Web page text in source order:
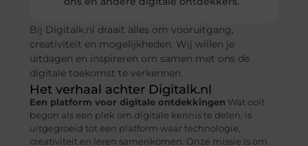
Bij Digitalk.nl draait alles om vooruitgang,
creativiteit en mogelijkheden. Wij willen je
uitdagen en inspireren om samen met ons de
digitale toekomst te verkennen.
Het verhaal achter Digitalk.nl
Een platform voor digitale ontdekkingen Wat ooit
begon als een plek om digitale kennis te delen, is
uitgegroeid tot een platform waar technologie,
creativiteit en leren samenkomen. Onze missie is om